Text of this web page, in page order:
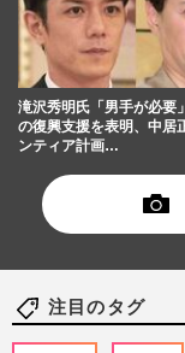
滝沢秀明氏「男手が必要
の復興支援を表明、中居
ンティア計画…
注目のタグ